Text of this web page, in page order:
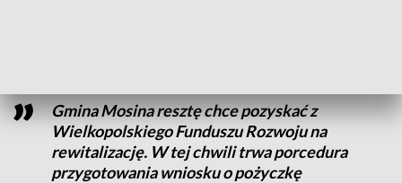
Gmina Mosina resztę chce pozyskać z
Wielkopolskiego Funduszu Rozwoju na
rewitalizację. W tej chwili trwa porcedura
przygotowania wniosku o pożyczkę